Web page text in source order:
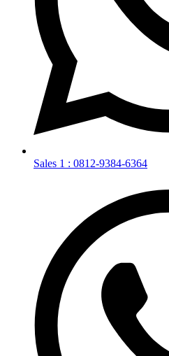
Sales 1 : 0812-9384-6364